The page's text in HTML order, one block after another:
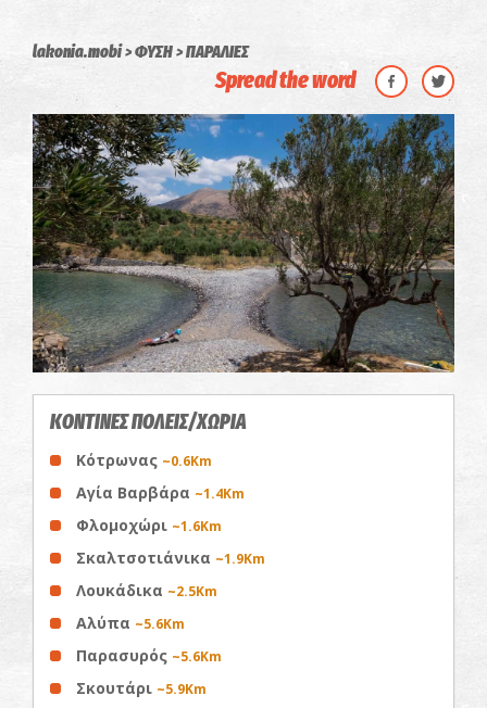
lakonia.mobi ΦΥΣΗ ΠΑΡΑΛΙΕΣ
Spread the word
ΚΟΝΤΙΝΕΣ ΠΟΛΕΙΣ/ΧΩΡΙΑ
Κότρωνας ~0.6Km
Αγία Βαρβάρα ~1.4Km
Φλομοχώρι ~1.6Km
Σκαλτσοτιάνικα ~1.9Km
Λουκάδικα ~2.5Km
Αλύπα ~5.6Km
Παρασυρός ~5.6Km
Σκουτάρι ~5.9Km